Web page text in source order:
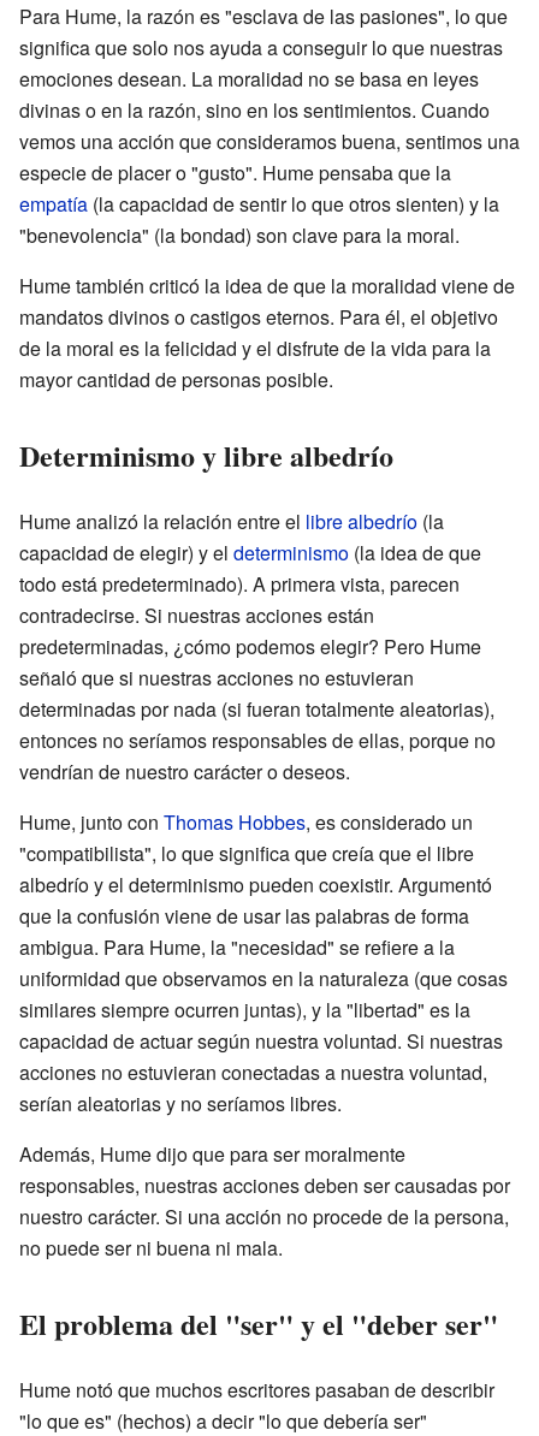
Para Hume, la razón es "esclava de las pasiones", lo que
significa que solo nos ayuda a conseguir lo que nuestras
emociones desean. La moralidad no se basa en leyes
divinas o en la razón, sino en los sentimientos. Cuando
vemos una acción que consideramos buena, sentimos una
especie de placer o "gusto". Hume pensaba que la
empatía (la capacidad de sentir lo que otros sienten) y la
"benevolencia" (la bondad) son clave para la moral.
Hume también criticó la idea de que la moralidad viene de
mandatos divinos o castigos eternos. Para él, el objetivo
de la moral es la felicidad y el disfrute de la vida para la
mayor cantidad de personas posible.
Determinismo y libre albedrío
Hume analizó la relación entre el libre albedrío (la
capacidad de elegir) y el determinismo (la idea de que
todo está predeterminado). A primera vista, parecen
contradecirse. Si nuestras acciones están
predeterminadas, ¿cómo podemos elegir? Pero Hume
señaló que si nuestras acciones no estuvieran
determinadas por nada (si fueran totalmente aleatorias),
entonces no seríamos responsables de ellas, porque no
vendrían de nuestro carácter o deseos.
Hume, junto con Thomas Hobbes, es considerado un
"compatibilista", lo que significa que creía que el libre
albedrío y el determinismo pueden coexistir. Argumentó
que la confusión viene de usar las palabras de forma
ambigua. Para Hume, la "necesidad" se refiere a la
uniformidad que observamos en la naturaleza (que cosas
similares siempre ocurren juntas), y la "libertad" es la
capacidad de actuar según nuestra voluntad. Si nuestras
acciones no estuvieran conectadas a nuestra voluntad,
serían aleatorias y no seríamos libres.
Además, Hume dijo que para ser moralmente
responsables, nuestras acciones deben ser causadas por
nuestro carácter. Si una acción no procede de la persona,
no puede ser ni buena ni mala.
El problema del "ser" y el "deber ser"
Hume notó que muchos escritores pasaban de describir
"lo que es" (hechos) a decir "lo que debería ser"